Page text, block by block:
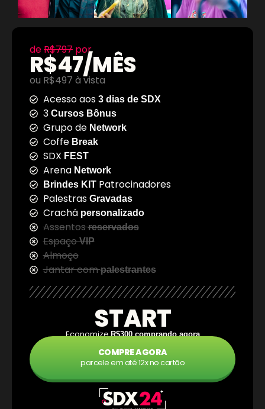
deR$797 por
R$47/MÊS
ou R$497 à vista
Acesso aos 3 dias de SDX
3 Cursos Bônus
Grupo de Network
Coffe Break
SDX FEST
Arena Network
Brindes KIT Patrocinadores
Palestras Gravadas
Crachá personalizado
Assentosreservados
EspaçoVIP
Almoço
Jantar compalestrantes
START
EconomizeR$300 comprando agora
COMPRE AGORA
parcele em até 12x no cartão